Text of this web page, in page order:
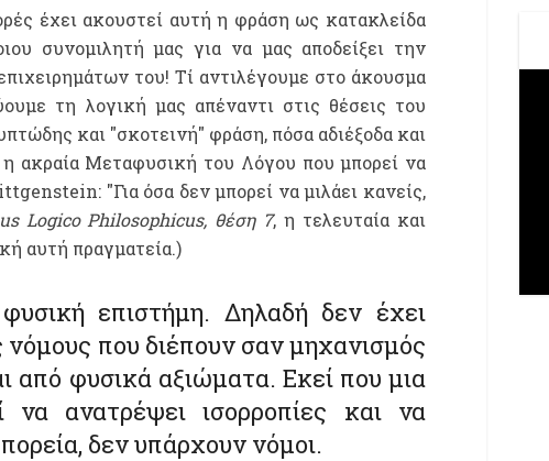
έχει ακουστεί αυτή η φράση ως κατακλείδα
συνομιλητή μας για να μας αποδείξει την
του! Τί αντιλέγουμε στο άκουσμα
τη λογική μας απέναντι στις θέσεις του
και "σκοτεινή" φράση, πόσα αδιέξοδα και
ακραία Μεταφυσική του Λόγου που μπορεί να
"Για όσα δεν μπορεί να μιλάει κανείς,
Logico Philosophicus, θέση 7, η τελευταία και
αυτή πραγματεία.)
επιστήμη. Δηλαδή δεν έχει
που διέπουν σαν μηχανισμός
από φυσικά αξιώματα. Εκεί που μια
να ανατρέψει ισορροπίες και να
δεν υπάρχουν νόμοι.